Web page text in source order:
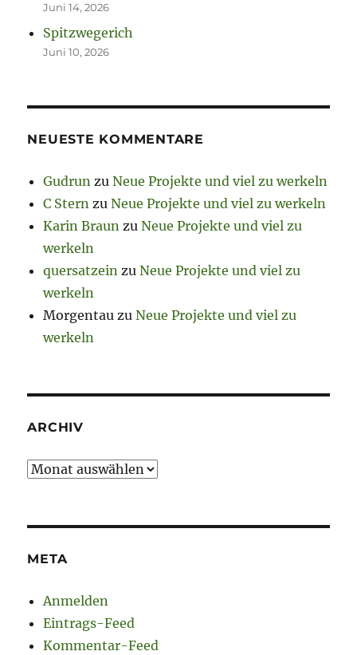
Juni 14, 2026
Spitzwegerich
Juni 10, 2026
NEUESTE KOMMENTARE
Gudrun zuNeue Projekte und viel zu werkeln
C Stern zuNeue Projekte und viel zu werkeln
Karin Braun zuNeue Projekte und viel zu
werkeln
quersatzein zuNeue Projekte und viel zu
werkeln
Morgentau zuNeue Projekte und viel zu
werkeln
ARCHIV
Archiv
META
Anmelden
Eintrags-Feed
Kommentar-Feed